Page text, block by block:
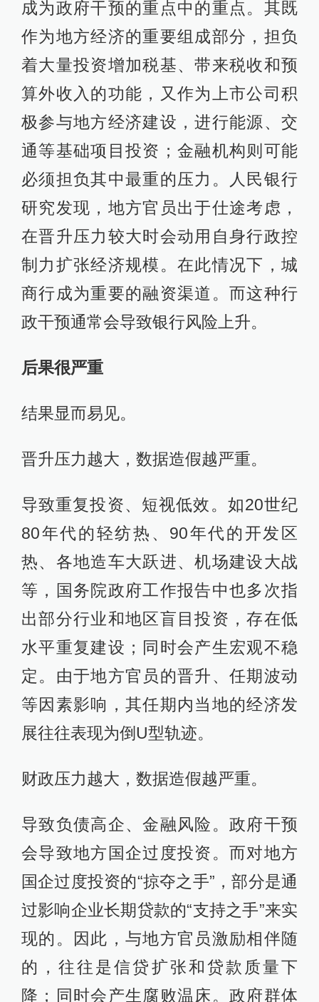
成为政府干预的重点中的重点。其既
作为地方经济的重要组成部分，担负
着大量投资增加税基、带来税收和预
算外收入的功能，又作为上市公司积
极参与地方经济建设，进行能源、交
通等基础项目投资；金融机构则可能
必须担负其中最重的压力。人民银行
研究发现，地方官员出于仕途考虑，
在晋升压力较大时会动用自身行政控
制力扩张经济规模。在此情况下，城
商行成为重要的融资渠道。而这种行
政干预通常会导致银行风险上升。
后果很严重
结果显而易见。
晋升压力越大，数据造假越严重。
导致重复投资、短视低效。如20世纪
80年代的轻纺热、90年代的开发区
热、各地造车大跃进、机场建设大战
等，国务院政府工作报告中也多次指
出部分行业和地区盲目投资，存在低
水平重复建设；同时会产生宏观不稳
定。由于地方官员的晋升、任期波动
等因素影响，其任期内当地的经济发
展往往表现为倒U型轨迹。
财政压力越大，数据造假越严重。
导致负债高企、金融风险。政府干预
会导致地方国企过度投资。而对地方
国企过度投资的“掠夺之手”，部分是通
过影响企业长期贷款的“支持之手”来实
现的。因此，与地方官员激励相伴随
的，往往是信贷扩张和贷款质量下
降；同时会产生腐败温床。政府群体